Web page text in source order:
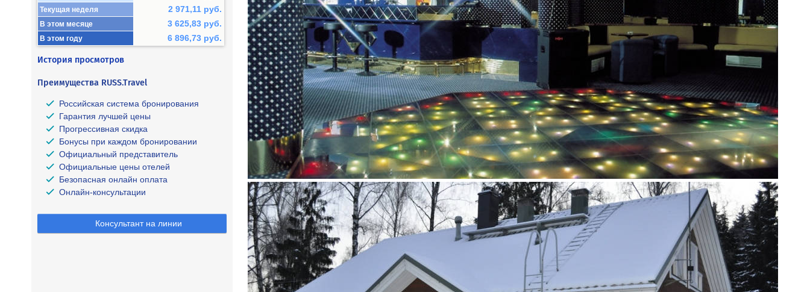
Текущая неделя 2 971,11 руб.
В этом месяце 3 625,83 руб.
В этом году 6 896,73 руб.
История просмотров
Преимущества RUSS.Travel
Российская система бронирования
Гарантия лучшей цены
Прогрессивная скидка
Бонусы при каждом бронировании
Официальный представитель
Официальные цены отелей
Безопасная онлайн оплата
Онлайн-консультации
Консультант на линии